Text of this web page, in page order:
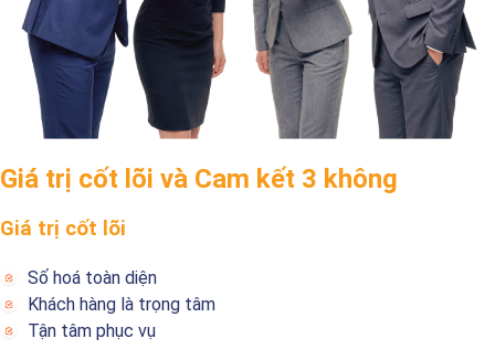
Giá trị cốt lõi và Cam kết 3 không
Giá trị cốt lõi
Số hoá toàn diện
Khách hàng là trọng tâm
Tận tâm phục vụ